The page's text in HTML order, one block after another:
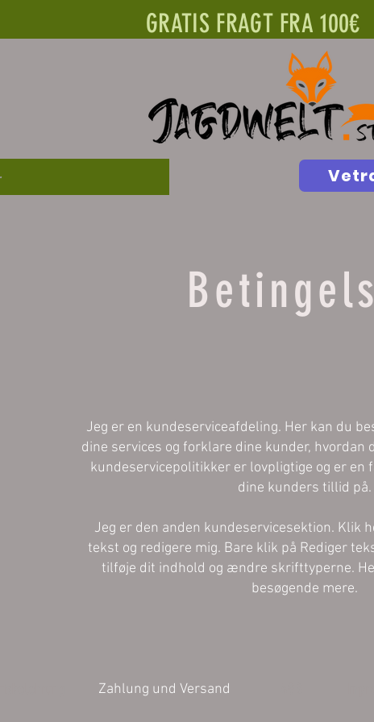
GRATIS FRAGT FRA 100€
Jeg er en kundeserviceafdeling. Her kan du
dine services og forklare dine kunder, hvordan
kundeservicepolitikker er lovpligtige og er en
dine kunders tillid på.
Jeg er den anden kundeservicesektion. Klik
tekst og redigere mig. Bare klik på Rediger
tilføje dit indhold og ændre skrifttyperne.
besøgende mere.
Zahlung und Versand